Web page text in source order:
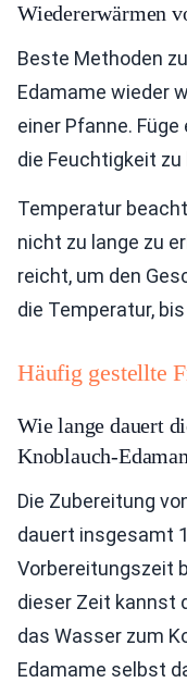
Wiedererwärmen
Beste Methoden
Edamame wieder
einer Pfanne.
die Feuchtigkeit
Temperatur
nicht zu lange zu
reicht, um den
die Temperatur,
Häufig gestellte
Wie lange dauert
Knoblauch-
Die Zubereitung
dauert insgesamt
Vorbereitungszeit
dieser Zeit kannst
das Wasser zum
Edamame selbst